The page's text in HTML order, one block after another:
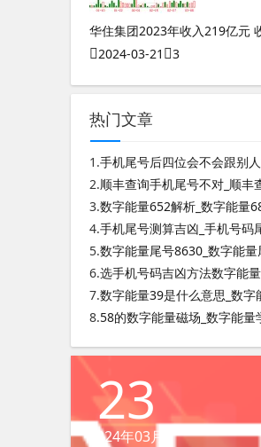
华住集团2023年收入219亿元
2024-03-21
3
热门文章
1.手机尾号后四位会不会跟别
2.顺丰查询手机尾号不对_顺丰
3.数字能量652解析_数字能量
4.手机尾号测算吉凶_手机号码
5.数字能量尾号8630_数字能量
6.选手机号码吉凶方法数字能
7.数字能量39是什么意思_数字
8.58的数字能量磁场_数字能量
23
2024年03月